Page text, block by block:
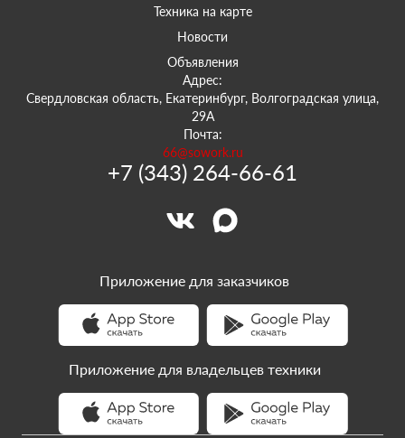
Техника на карте
Новости
Объявления
Адрес:
Свердловская область, Екатеринбург, Волгоградская улица,
29А
Почта:
66@sowork.ru
+7 (343) 264-66-61
Приложение для заказчиков
Приложение для владельцев техники